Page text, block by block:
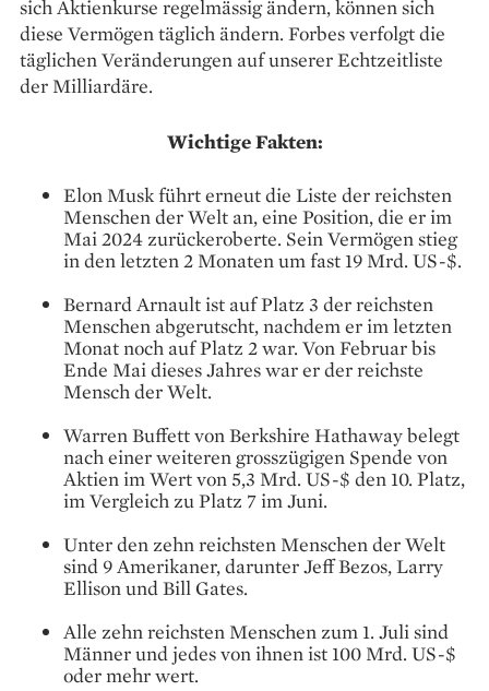
sich Aktienkurse regelmässig ändern, können sich
diese Vermögen täglich ändern. Forbes verfolgt die
täglichen Veränderungen auf unserer Echtzeitliste
der Milliardäre.
Wichtige Fakten:
Elon Musk führt erneut die Liste der reichsten
Menschen der Welt an, eine Position, die er im
Mai 2024 zurückeroberte. Sein Vermögen stieg
in den letzten 2 Monaten um fast 19 Mrd. US-$.
Bernard Arnault ist auf Platz 3 der reichsten
Menschen abgerutscht, nachdem er im letzten
Monat noch auf Platz 2 war. Von Februar bis
Ende Mai dieses Jahres war er der reichste
Mensch der Welt.
Warren Buffett von Berkshire Hathaway belegt
nach einer weiteren grosszügigen Spende von
Aktien im Wert von 5,3 Mrd. US-$ den 10. Platz,
im Vergleich zu Platz 7 im Juni.
Unter den zehn reichsten Menschen der Welt
sind 9 Amerikaner, darunter Jeff Bezos, Larry
Ellison und Bill Gates.
Alle zehn reichsten Menschen zum 1. Juli sind
Männer und jedes von ihnen ist 100 Mrd. US-$
oder mehr wert.